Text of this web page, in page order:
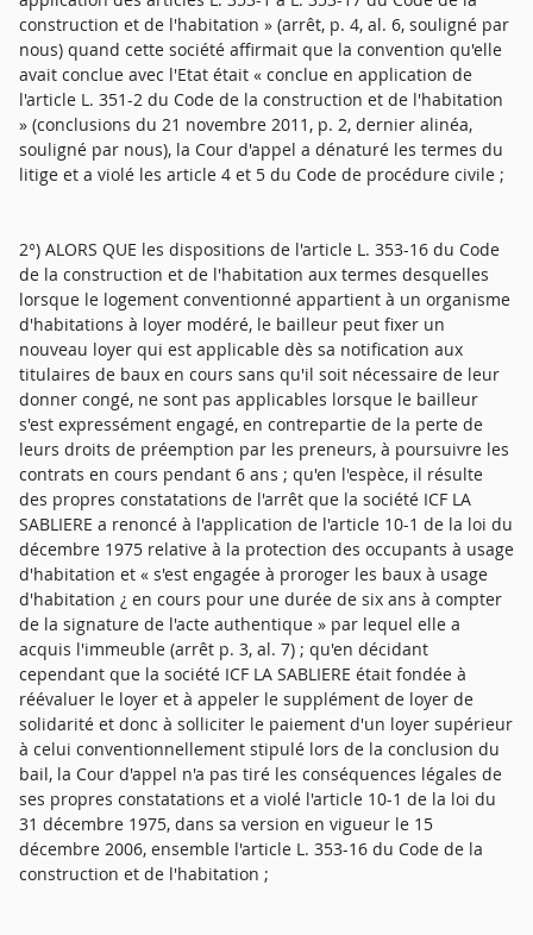
construction et de l'habitation » (arrêt, p. 4, al. 6, souligné par
nous) quand cette société affirmait que la convention qu'elle
avait conclue avec l'Etat était « conclue en application de
l'article L. 351-2 du Code de la construction et de l'habitation
» (conclusions du 21 novembre 2011, p. 2, dernier alinéa,
souligné par nous), la Cour d'appel a dénaturé les termes du
litige et a violé les article 4 et 5 du Code de procédure civile ;
2°) ALORS QUE les dispositions de l'article L. 353-16 du Code
de la construction et de l'habitation aux termes desquelles
lorsque le logement conventionné appartient à un organisme
d'habitations à loyer modéré, le bailleur peut fixer un
nouveau loyer qui est applicable dès sa notification aux
titulaires de baux en cours sans qu'il soit nécessaire de leur
donner congé, ne sont pas applicables lorsque le bailleur
s'est expressément engagé, en contrepartie de la perte de
leurs droits de préemption par les preneurs, à poursuivre les
contrats en cours pendant 6 ans ; qu'en l'espèce, il résulte
des propres constatations de l'arrêt que la société ICF LA
SABLIERE a renoncé à l'application de l'article 10-1 de la loi du
décembre 1975 relative à la protection des occupants à usage
d'habitation et « s'est engagée à proroger les baux à usage
d'habitation ¿ en cours pour une durée de six ans à compter
de la signature de l'acte authentique » par lequel elle a
acquis l'immeuble (arrêt p. 3, al. 7) ; qu'en décidant
cependant que la société ICF LA SABLIERE était fondée à
réévaluer le loyer et à appeler le supplément de loyer de
solidarité et donc à solliciter le paiement d'un loyer supérieur
à celui conventionnellement stipulé lors de la conclusion du
bail, la Cour d'appel n'a pas tiré les conséquences légales de
ses propres constatations et a violé l'article 10-1 de la loi du
31 décembre 1975, dans sa version en vigueur le 15
décembre 2006, ensemble l'article L. 353-16 du Code de la
construction et de l'habitation ;